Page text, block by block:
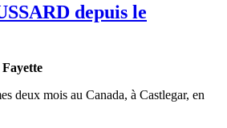
depuis le
deux mois au Canada, à Castlegar, en